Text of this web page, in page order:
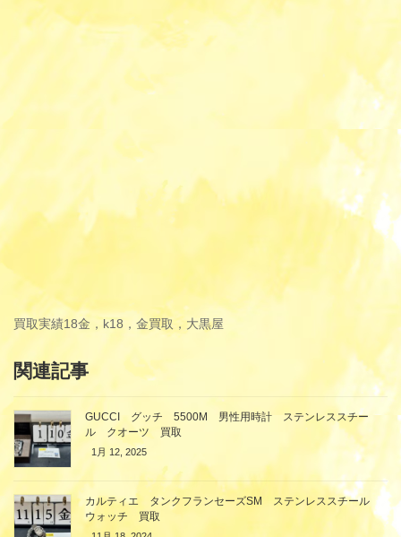
買取実績18金，k18，金買取，大黒屋
関連記事
GUCCI グッチ 5500M 男性用時計 ステンレススチー
ル クオーツ 買取
1月 12, 2025
カルティエ タンクフランセーズSM ステンレススチール
ウォッチ 買取